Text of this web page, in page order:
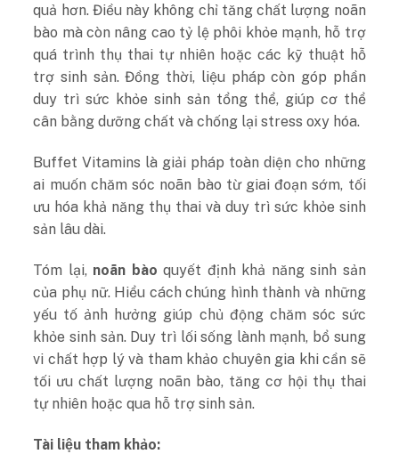
quả hơn. Điều này không chỉ tăng chất lượng noãn
bào mà còn nâng cao tỷ lệ phôi khỏe mạnh, hỗ trợ
quá trình thụ thai tự nhiên hoặc các kỹ thuật hỗ
trợ sinh sản. Đồng thời, liệu pháp còn góp phần
duy trì sức khỏe sinh sản tổng thể, giúp cơ thể
cân bằng dưỡng chất và chống lại stress oxy hóa.
Buffet Vitamins là giải pháp toàn diện cho những
ai muốn chăm sóc noãn bào từ giai đoạn sớm, tối
ưu hóa khả năng thụ thai và duy trì sức khỏe sinh
sản lâu dài.
Tóm lại, noãn bàoquyết định khả năng sinh sản
của phụ nữ. Hiểu cách chúng hình thành và những
yếu tố ảnh hưởng giúp chủ động chăm sóc sức
khỏe sinh sản. Duy trì lối sống lành mạnh, bổ sung
vi chất hợp lý và tham khảo chuyên gia khi cần sẽ
tối ưu chất lượng noãn bào, tăng cơ hội thụ thai
tự nhiên hoặc qua hỗ trợ sinh sản.
Tài liệu tham khảo: